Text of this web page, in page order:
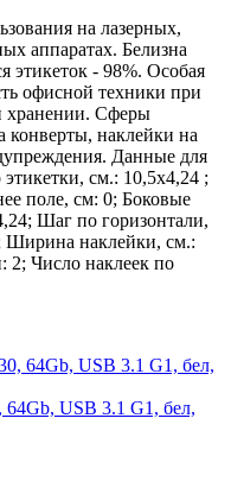
на лазерных,
аппаратах. Белизна
этикеток - 98%. Особая
офисной техники при
хранении. Сферы
конверты, наклейки на
Данные для
см.: 10,5х4,24 ;
поле, см: 0; Боковые
Шаг по горизонтали,
Ширина наклейки, см.:
2; Число наклеек по
64Gb, USB 3.1 G1, бел,